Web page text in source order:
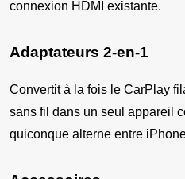
connexion HDMI existante.
Adaptateurs 2-en-1
Convertit à la fois le CarPlay
sans fil dans un seul appareil
quiconque alterne entre